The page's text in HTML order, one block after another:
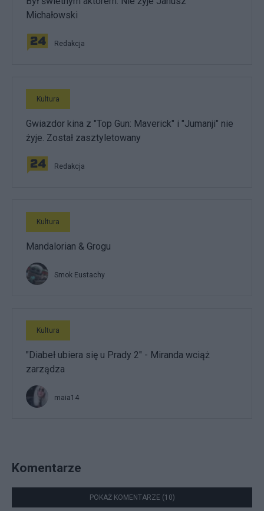
Michałowski
Redakcja
Kultura
Gwiazdor kina z "Top Gun: Maverick" i "Jumanji" nie
żyje. Został zasztyletowany
Redakcja
Kultura
Mandalorian & Grogu
Smok Eustachy
Kultura
"Diabeł ubiera się u Prady 2" - Miranda wciąż
zarządza
maia14
Komentarze
POKAŻ KOMENTARZE (10)